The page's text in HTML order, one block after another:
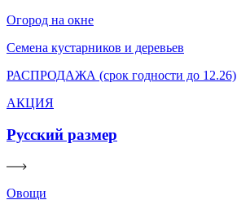
Огород на окне
Семена кустарников и деревьев
РАСПРОДАЖА (срок годности до 12.26)
АКЦИЯ
Русский размер
Овощи